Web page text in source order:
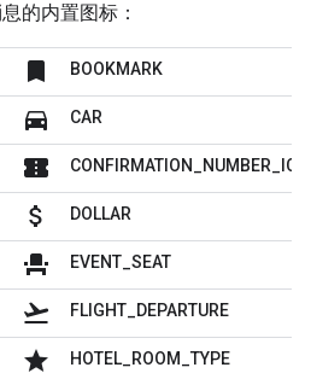
的内置图标：
bookmark BOOKMARK
directions_car CAR
confirmation_number
attach_money DOLLAR
event_seat EVENT_SEAT
flight_takeoff FLIGHT_DEPARTURE
grade HOTEL_ROOM_TYPE